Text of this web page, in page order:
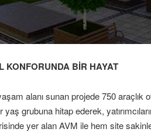
KONFORUNDA BİR HAYAT
alanı sunan projede 750 araçlık
yaş grubuna hitap ederek,
yer alan AVM ile hem site